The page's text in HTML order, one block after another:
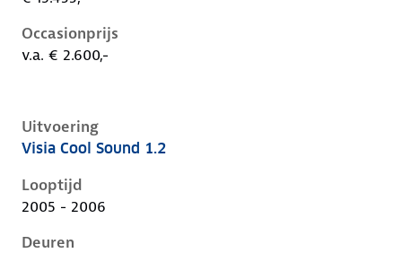
Occasionprijs
v.a. € 2.600,-
Uitvoering
Nissan Micra iii-k12-1e-facelift, 1.2, 59 kW, Benzine,
Visia Cool Sound 1.2
Looptijd
2005 - 2006
Deuren